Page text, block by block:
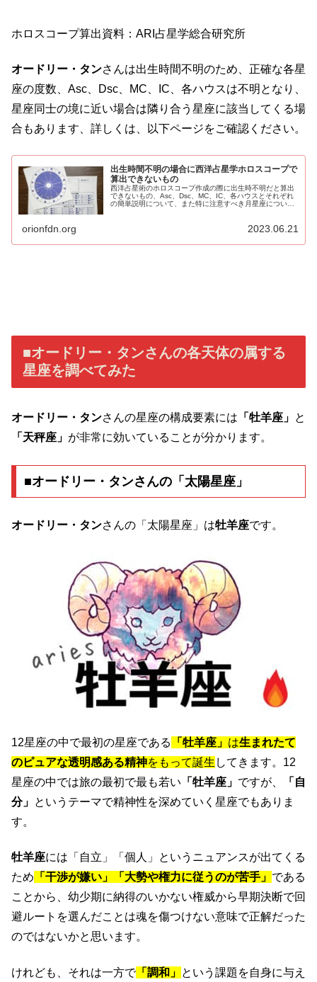
ホロスコープ算出資料：ARI占星学総合研究所
オードリー・タンさんは出生時間不明のため、正確な各星
座の度数、Asc、Dsc、MC、IC、各ハウスは不明となり、
星座同士の境に近い場合は隣り合う星座に該当してくる場
合もあります、詳しくは、以下ページをご確認ください。
出生時間不明の場合に西洋占星学ホロスコープで
算出できないもの
西洋占星術のホロスコープ作成の際に出生時不明だと算出
できないもの、Asc、Dsc、MC、IC、各ハウスとそれぞれ
の簡単説明について、また特に注意すべき月星座について
orionfdn.org 2023.06.21
■オードリー・タンさんの各天体の属する
星座を調べてみた
オードリー・タンさんの星座の構成要素には 「牡羊座」 と
「天秤座」 が非常に効いていることが分かります。
■オードリー・タンさんの「太陽星座」
オードリー・タンさんの「太陽星座」は牡羊座です。
12星座の中で最初の星座である 「牡羊座」 は生まれたて
のピュアな透明感ある精神をもって誕生 してきます。12
星座の中では旅の最初で最も若い 「牡羊座」 ですが、
「自
分」 というテーマで精神性を深めていく星座でもありま
す。
牡羊座には「自立」「個人」というニュアンスが出てくる
ため 「干渉が嫌い」「大勢や権力に従うのが苦手」 である
ことから、幼少期に納得のいかない権威から早期決断で回
避ルートを選んだことは魂を傷つけない意味で正解だった
のではないかと思います。
けれども、それは一方で 「調和」 という課題を自身に与え